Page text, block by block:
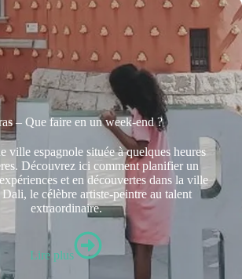
– Que faire en un week-end ?
ville espagnole située à quelques heures
Découvrez ici comment planifier un
et en découvertes dans la ville
le célèbre artiste-peintre au talent
extraordinaire.
Lire plus